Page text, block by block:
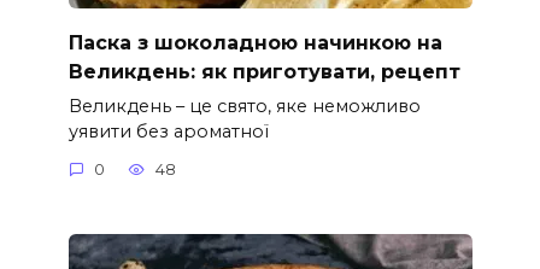
Паска з шоколадною начинкою на
Великдень: як приготувати, рецепт
Великдень – це свято, яке неможливо
уявити без ароматної
0 48